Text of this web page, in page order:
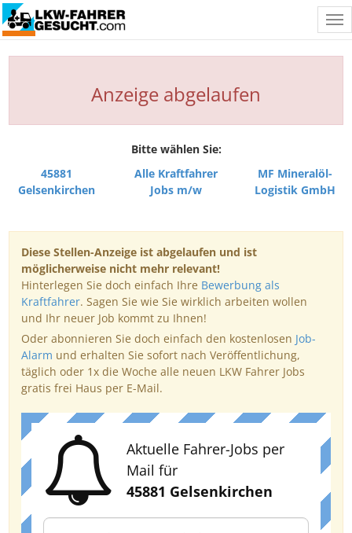
Anzeige abgelaufen
Bitte wählen Sie:
45881
Gelsenkirchen
Alle Kraftfahrer
Jobs m/w
MF Mineralöl-
Logistik GmbH
Diese Stellen-Anzeige ist abgelaufen und ist
möglicherweise nicht mehr relevant!
Hinterlegen Sie doch einfach Ihre Bewerbung als
Kraftfahrer. Sagen Sie wie Sie wirklich arbeiten wollen
und Ihr neuer Job kommt zu Ihnen!
Oder abonnieren Sie doch einfach den kostenlosen Job-
Alarm und erhalten Sie sofort nach Veröffentlichung,
täglich oder 1x die Woche alle neuen LKW Fahrer Jobs
gratis frei Haus per E-Mail.
Aktuelle Fahrer-Jobs per
Mail für
45881 Gelsenkirchen